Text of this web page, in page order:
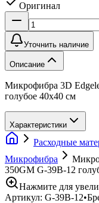
Оригинал
Уточнить наличие
Описание
Микрофибра 3D
голубое 40х40 см
Характеристики
Расходные
Микрофибра
350GM G-39B-12
Нажмите для
Артикул: G-39B-12•